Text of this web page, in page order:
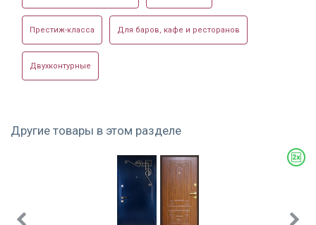
Престиж-класса Для баров, кафе и ресторанов
Двухконтурные
Другие товары в этом разделе